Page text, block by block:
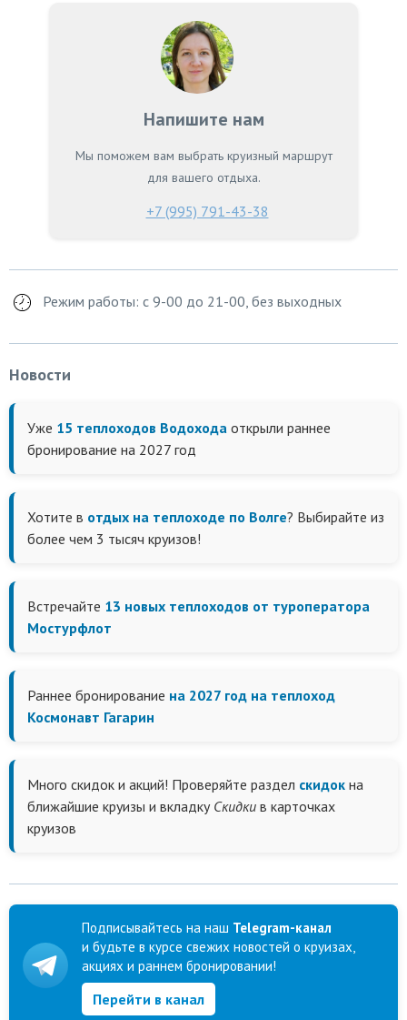
Напишите нам
Мы поможем вам выбрать круизный маршрут
для вашего отдыха.
+7 (995) 791-43-38
Режим работы: с 9-00 до 21-00, без выходных
Новости
Уже 15 теплоходов Водохода открыли раннее
бронирование на 2027 год
Хотите в отдых на теплоходе по Волге? Выбирайте из
более чем 3 тысяч круизов!
Встречайте 13 новых теплоходов от туроператора
Мостурфлот
Раннее бронирование на 2027 год на теплоход
Космонавт Гагарин
Много скидок и акций! Проверяйте раздел скидок на
ближайшие круизы и вкладку Скидки в карточках
круизов
Подписывайтесь на наш Telegram-канал
и будьте в курсе свежих новостей о круизах,
акциях и раннем бронировании!
Перейти в канал